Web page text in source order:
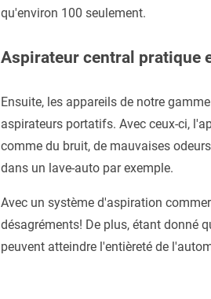
qu'environ 100 seulement.
Aspirateur central pratique
Ensuite, les appareils de notre
aspirateurs portatifs. Avec ceux-ci,
comme du bruit, de mauvaises
dans un lave-auto par exemple.
Avec un système d'aspiration
désagréments! De plus, étant donné
peuvent atteindre l'entièreté de